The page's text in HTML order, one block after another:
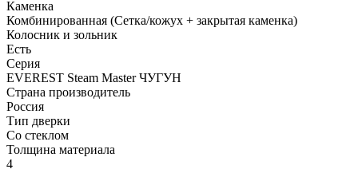
Каменка
Комбинированная (Сетка/кожух + закрытая каменка)
Колосник и зольник
Есть
Серия
EVEREST Steam Master ЧУГУН
Страна производитель
Россия
Тип дверки
Со стеклом
Толщина материала
4